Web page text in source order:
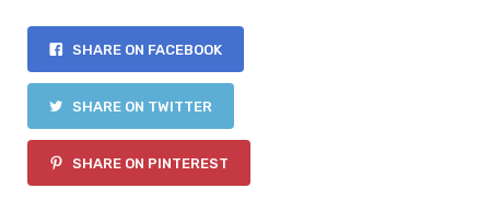
SHARE ON FACEBOOK
SHARE ON TWITTER
SHARE ON PINTEREST